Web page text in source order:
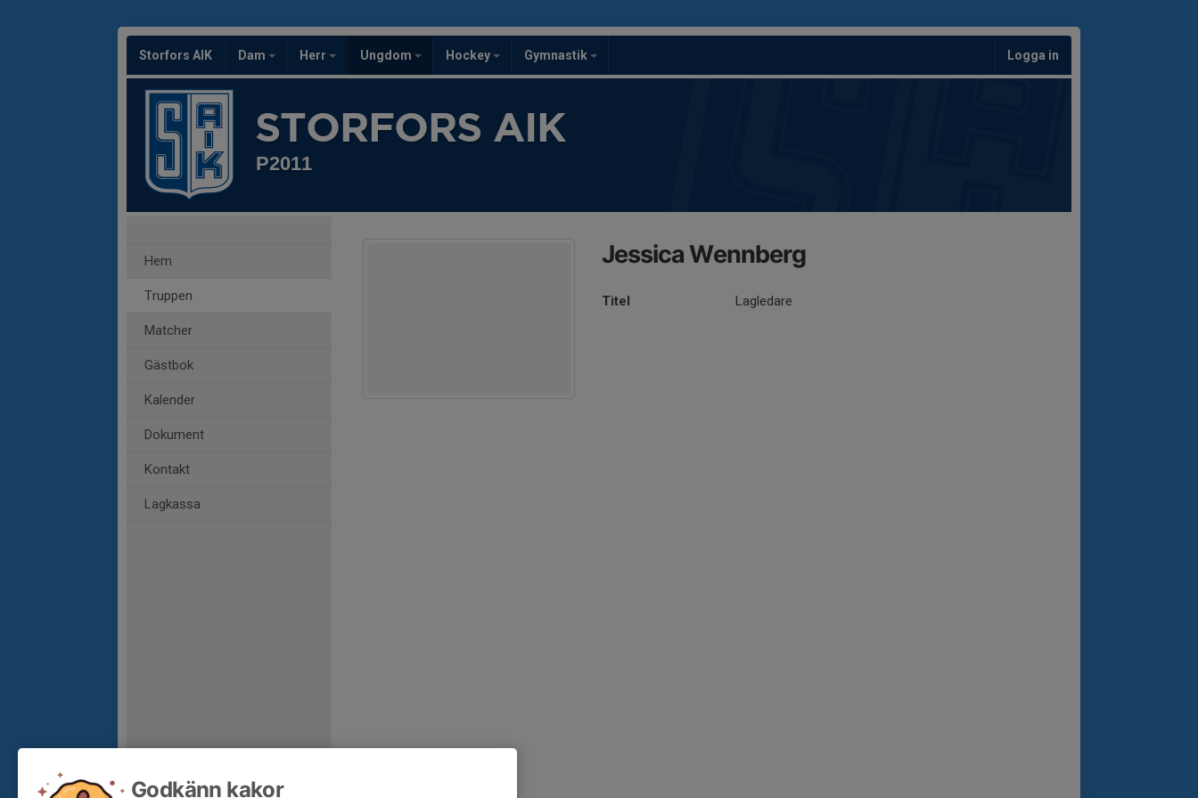
Storfors AIK Dam Herr Ungdom Hockey Gymnastik Logga in
STORFORS AIK
P2011
Hem
Truppen
Matcher
Gästbok
Kalender
Dokument
Kontakt
Lagkassa
Jessica Wennberg
Titel Lagledare
Godkänn kakor